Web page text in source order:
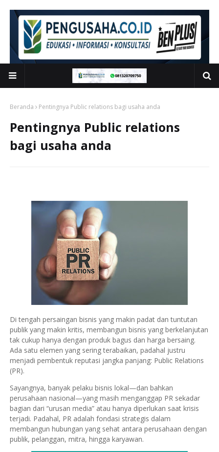
Beranda Pentingnya Public relations bagi usaha anda
Pentingnya Public relations
bagi usaha anda
Di tengah persaingan bisnis yang makin padat dan tuntutan
publik yang makin kritis, membangun bisnis yang berkelanjutan
tak cukup hanya dengan produk bagus dan harga bersaing.
Ada satu elemen yang sering terabaikan, padahal justru
menjadi pembentuk reputasi jangka panjang: Public Relations
(PR).
Sayangnya, banyak pelaku bisnis lokal—dan bahkan
perusahaan nasional—yang masih menganggap PR sekadar
bagian dari “urusan media” atau hanya diperlukan saat krisis
terjadi. Padahal, PR adalah fondasi strategis dalam
membangun hubungan yang sehat antara perusahaan dengan
publik, pelanggan, mitra, hingga karyawan.